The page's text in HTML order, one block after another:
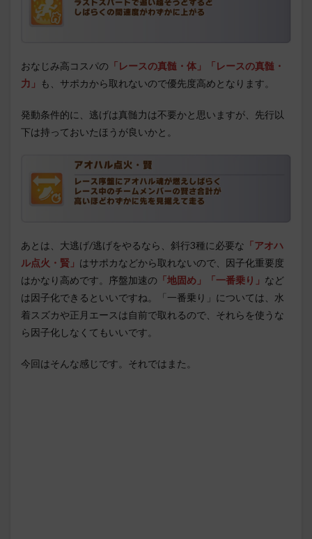
おなじみ高コスパの 「レースの真髄・体」「レースの真髄・
力」
も、サポカから取れないので優先度高めとなります。
発動条件的に、逃げは真髄力は不要かと思いますが、先行以
下は持っておいたほうが良いかと。
あとは、大逃げ/逃げをやるなら、斜行3種に必要な 「アオハ
ル点火・賢」 はサポカなどから取れないので、因子化重要度
はかなり高めです。序盤加速の 「地固め」 「一番乗り」 など
は因子化できるといいですね。「一番乗り」については、水
着スズカや正月エースは自前で取れるので、それらを使うな
ら因子化しなくてもいいです。
今回はそんな感じです。それではまた。